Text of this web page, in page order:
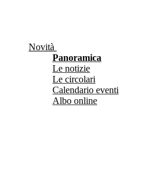
Novità
Panoramica
Le notizie
Le circolari
Calendario eventi
Albo online